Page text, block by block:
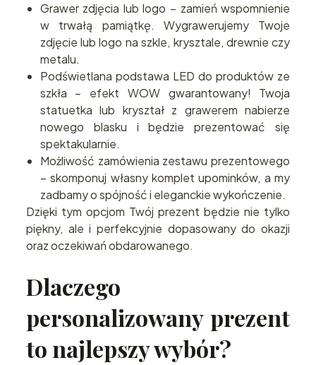
Grawer zdjęcia lub logo – zamień wspomnienie
w trwałą pamiątkę. Wygrawerujemy Twoje
zdjęcie lub logo na szkle, krysztale, drewnie czy
metalu.
Podświetlana podstawa LED do produktów ze
szkła – efekt WOW gwarantowany! Twoja
statuetka lub kryształ z grawerem nabierze
nowego blasku i będzie prezentować się
spektakularnie.
Możliwość zamówienia zestawu prezentowego
– skomponuj własny komplet upominków, a my
zadbamy o spójność i eleganckie wykończenie.
Dzięki tym opcjom Twój prezent będzie nie tylko
piękny, ale i perfekcyjnie dopasowany do okazji
oraz oczekiwań obdarowanego.
Dlaczego
personalizowany prezent
to najlepszy wybór?